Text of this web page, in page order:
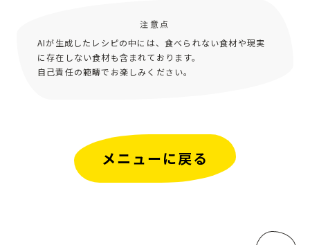
注意点
AIが生成したレシピの中には、食べられない食材や現実
に存在しない食材も含まれております。
自己責任の範疇でお楽しみください。
メニューに戻る